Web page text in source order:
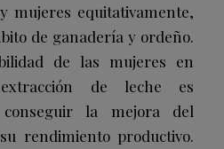
mujeres equitativamente,
de ganadería y ordeño.
de las mujeres en
de leche es
la mejora del
rendimiento productivo.